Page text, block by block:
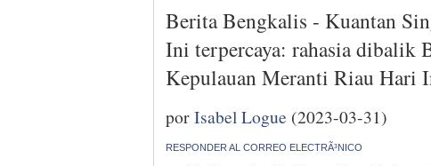
Berita Bengkalis - Kuantan
Ini terpercaya: rahasia dibalik
Kepulauan Meranti Riau Hari
porIsabel Logue (2023-03-31)
RESPONDER AL CORREO ELECTRÃ³NICO